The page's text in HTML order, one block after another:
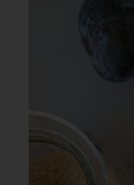
Aromatischer Kürbis-